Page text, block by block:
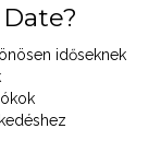
időseknek